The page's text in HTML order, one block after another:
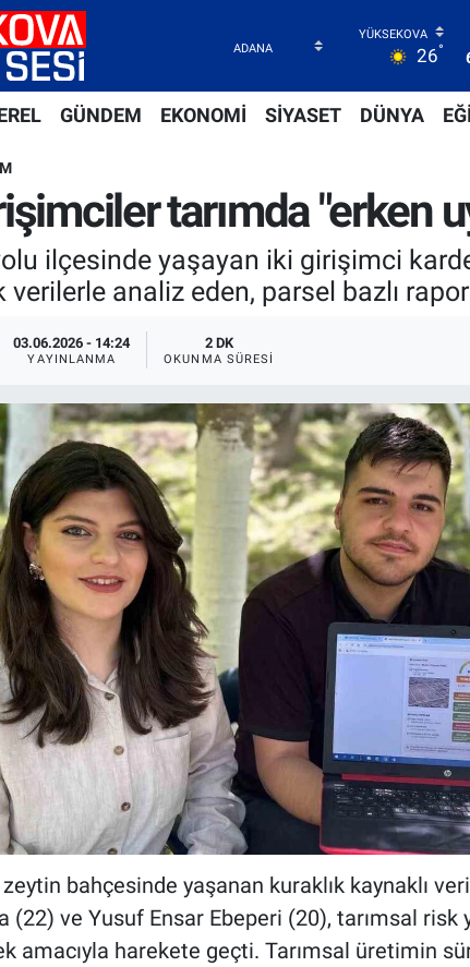
26°
GÜNDEM EKONOMİ SİYASET DÜNYA
tarımda "erken
ilçesinde yaşayan iki girişimci
analiz eden, parsel bazlı
03.06.2026 - 14:24
YAYINLANMA
2 DK
OKUNMA SÜRESI
zeytin bahçesinde yaşanan kuraklık kaynaklı
(22) ve Yusuf Ensar Ebeperi (20), tarımsal risk
amacıyla harekete geçti. Tarımsal üretimin
Haritası
Fikstür